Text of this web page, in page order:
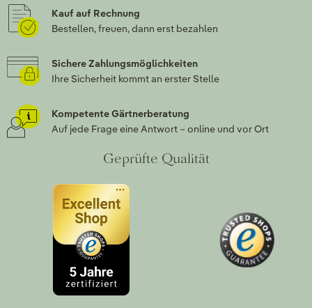
Kauf auf Rechnung
Bestellen, freuen, dann erst bezahlen
Sichere Zahlungsmöglichkeiten
Ihre Sicherheit kommt an erster Stelle
Kompetente Gärtnerberatung
Auf jede Frage eine Antwort – online und vor Ort
Geprüfte Qualität